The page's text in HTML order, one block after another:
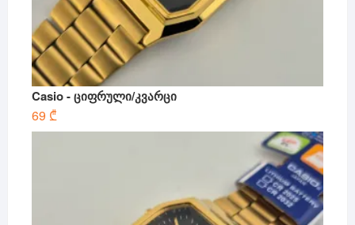
Casio - ციფრული/კვარცი
69 ₾